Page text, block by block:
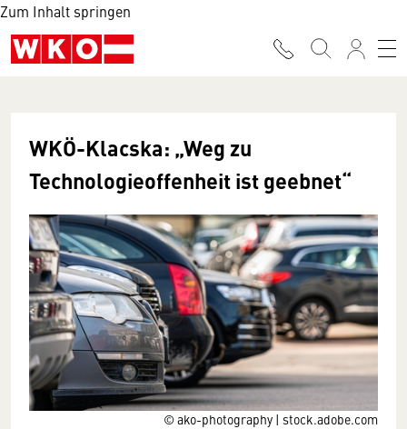
Zum Inhalt springen
© ako-photography | stock.adobe.com
WKÖ-Klacska: „Weg zu
Technologieoffenheit ist geebnet“